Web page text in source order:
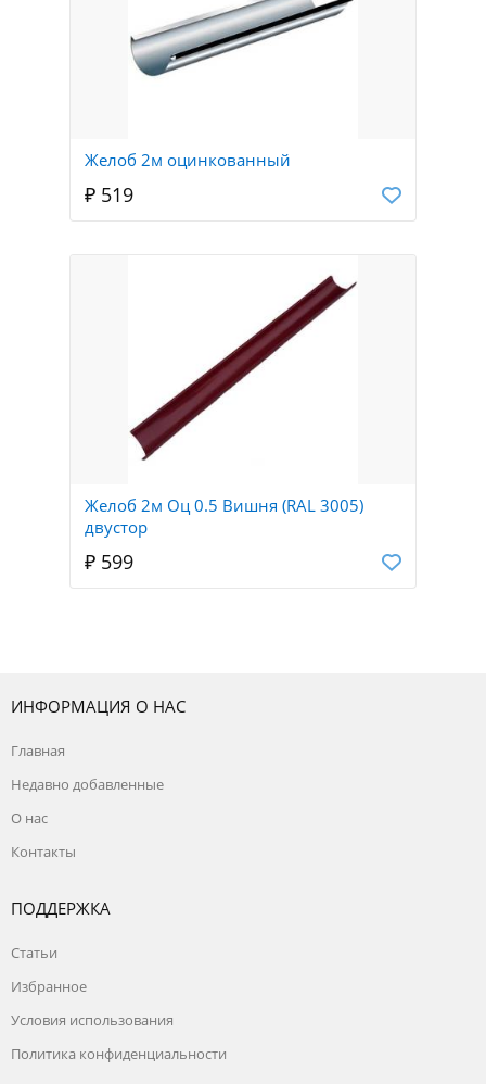
Желоб 2м оцинкованный
₽ 519
Желоб 2м Оц 0.5 Вишня (RAL 3005)
двустор
₽ 599
ИНФОРМАЦИЯ О НАС
Главная
Недавно добавленные
О нас
Контакты
ПОДДЕРЖКА
Статьи
Избранное
Условия использования
Политика конфиденциальности